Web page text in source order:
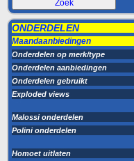
ONDERDELEN
Maandaanbiedingen
Onderdelen op merk/type
Onderdelen aanbiedingen
Onderdelen gebruikt
Exploded views
Malossi onderdelen
Polini onderdelen
Homoet uitlaten